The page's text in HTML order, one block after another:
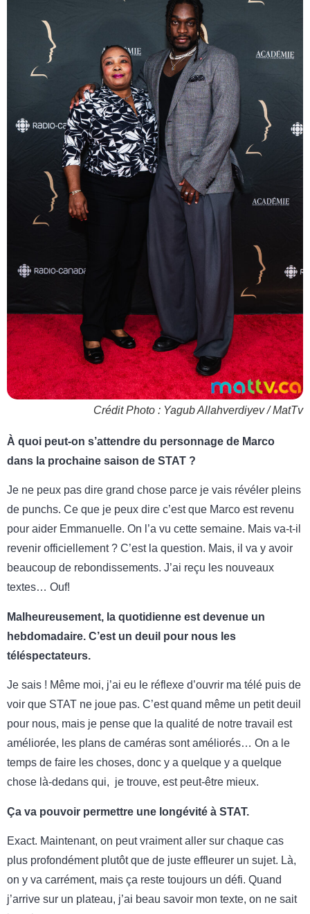
Crédit Photo : Yagub Allahverdiyev / MatTv
À quoi peut-on s’attendre du personnage de Marco
dans la prochaine saison de STAT ?
Je ne peux pas dire grand chose parce je vais révéler pleins
de punchs. Ce que je peux dire c’est que Marco est revenu
pour aider Emmanuelle. On l’a vu cette semaine. Mais va-t-il
revenir officiellement ? C’est la question. Mais, il va y avoir
beaucoup de rebondissements. J’ai reçu les nouveaux
textes… Ouf!
Malheureusement, la quotidienne est devenue un
hebdomadaire. C’est un deuil pour nous les
téléspectateurs.
Je sais ! Même moi, j’ai eu le réflexe d’ouvrir ma télé puis de
voir que STAT ne joue pas. C’est quand même un petit deuil
pour nous, mais je pense que la qualité de notre travail est
améliorée, les plans de caméras sont améliorés… On a le
temps de faire les choses, donc y a quelque y a quelque
chose là-dedans qui, je trouve, est peut-être mieux.
Ça va pouvoir permettre une longévité à STAT.
Exact. Maintenant, on peut vraiment aller sur chaque cas
plus profondément plutôt que de juste effleurer un sujet. Là,
on y va carrément, mais ça reste toujours un défi. Quand
j’arrive sur un plateau, j’ai beau savoir mon texte, on ne sait